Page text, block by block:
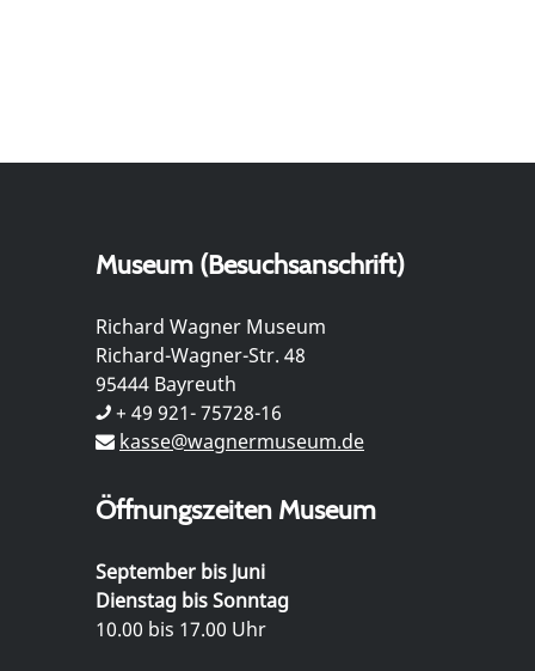
Museum (Besuchsanschrift)
Richard Wagner Museum
Richard-Wagner-Str. 48
95444 Bayreuth
+ 49 921- 75728-16
kasse@wagnermuseum.de
Öffnungszeiten Museum
September bis Juni
Dienstag bis Sonntag
10.00 bis 17.00 Uhr